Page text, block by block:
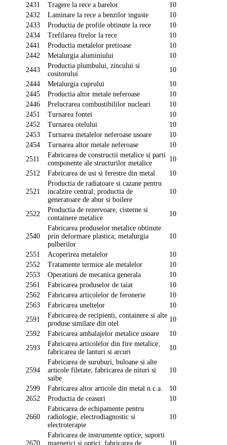
2431
Tragere la rece a barelor
10
2432
Laminare la rece a benzilor inguste
10
2433
Productia de profile obtinute la rece
10
2434
Trefilarea firelor la rece
10
2441
Productia metalelor pretioase
10
2442
Metalurgia aluminiului
10
2443
Productia plumbului, zincului si
cositorului
10
2444
Metalurgia cuprului
10
2445
Productia altor metale neferoase
10
2446
Prelucrarea combustibililor nucleari
10
2451
Turnarea fontei
10
2452
Turnarea otelului
10
2453
Turnarea metalelor neferoase usoare
10
2454
Turnarea altor metale neferoase
10
2511
Fabricarea de constructii metalice si parti
componente ale structurilor metalice
10
2512
Fabricarea de usi si ferestre din metal 10
2521
Productia de radiatoare si cazane pentru
incalzire central; productia de
generatoare de abur si boilere
10
2522
Productia de rezervoare, cisterne si
containere metalice
10
2540
Fabricarea produselor metalice obtinute
prin deformare plastica; metalurgia
pulberilor
10
2551 Acoperirea metalelor
10
2552
Tratamente termice ale metalelor
10
2553
Operatiuni de mecanica generala
10
2561
Fabricarea produselor de taiat
10
2562
Fabricarea articolelor de feronerie
10
2563
Fabricarea uneltelor
10
2591
Fabricarea de recipienti, containere si alte
produse similare din otel
10
2592
Fabricarea ambalajelor metalice usoare
10
2593
Fabricarea articolelor din fire metalice;
fabricarea de lanturi si arcuri
10
2594
Fabricarea de suruburi, buloane si alte
articole filetate; fabricarea de nituri si
saibe
10
2599 Fabricarea altor articole din metal n.c.a.
10
2652
Productia de ceasuri 10
2660
Fabricarea de echipamente pentru
radiologie, electrodiagnostic si
electroterapie
10
2670
Fabricarea de instrumente optice, suporti
magnetici si optici; fabricarea de
10